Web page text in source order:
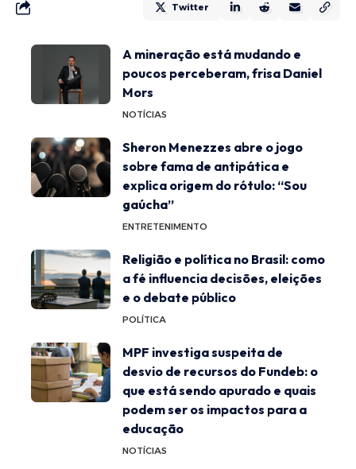
Twitter
A mineração está mudando e
poucos perceberam, frisa Daniel
Mors
NOTÍCIAS
Sheron Menezzes abre o jogo
sobre fama de antipática e
explica origem do rótulo: “Sou
gaúcha”
ENTRETENIMENTO
Religião e política no Brasil: como
a fé influencia decisões, eleições
e o debate público
POLÍTICA
MPF investiga suspeita de
desvio de recursos do Fundeb: o
que está sendo apurado e quais
podem ser os impactos para a
educação
NOTÍCIAS